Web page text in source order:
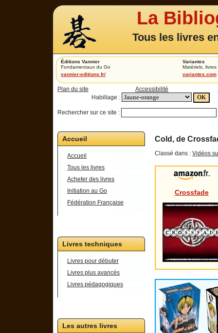
La
Tous les livres
Éditions Vannier
Fondamentaux du Go
vannier-editions.fr/
Variantes
Matériels,
variantes.com
Plan du site Accessibilité
Habillage :
Rechercher sur ce site :
Accueil
Accueil
Tous les livres
Acheter des livres
Initiation au Go
Fédération Française
Livres techniques
Livres pour débuter
Livres plus avancés
Livres pédagogiques
Les autres livres
Cold, de
Classé dans : Vidéos
Crossfade